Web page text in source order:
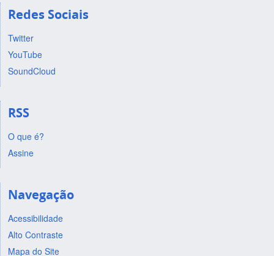
Redes Sociais
Twitter
YouTube
SoundCloud
RSS
O que é?
Assine
Navegação
Acessibilidade
Alto Contraste
Mapa do Site